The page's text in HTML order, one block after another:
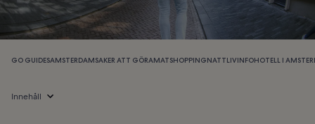
GO GUIDESAMSTERDAMSAKER ATT GÖRAMATSHOPPINGNATTLIVINFOHOTELL I
Innehåll